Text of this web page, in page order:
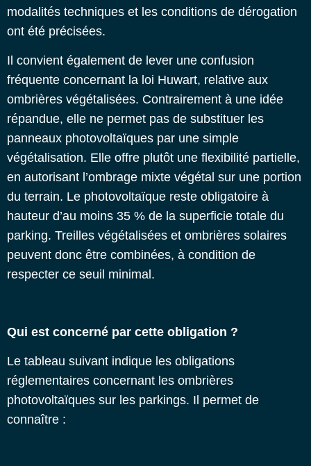
modalités techniques et les conditions de dérogation
ont été précisées.
Il convient également de lever une confusion
fréquente concernant la loi Huwart, relative aux
ombrières végétalisées. Contrairement à une idée
répandue, elle ne permet pas de substituer les
panneaux photovoltaïques par une simple
végétalisation. Elle offre plutôt une flexibilité partielle,
en autorisant l’ombrage mixte végétal sur une portion
du terrain. Le photovoltaïque reste obligatoire à
hauteur d’au moins 35 % de la superficie totale du
parking. Treilles végétalisées et ombrières solaires
peuvent donc être combinées, à condition de
respecter ce seuil minimal.
Qui est concerné par cette obligation ?
Le tableau suivant indique les obligations
réglementaires concernant les ombrières
photovoltaïques sur les parkings. Il permet de
connaître :